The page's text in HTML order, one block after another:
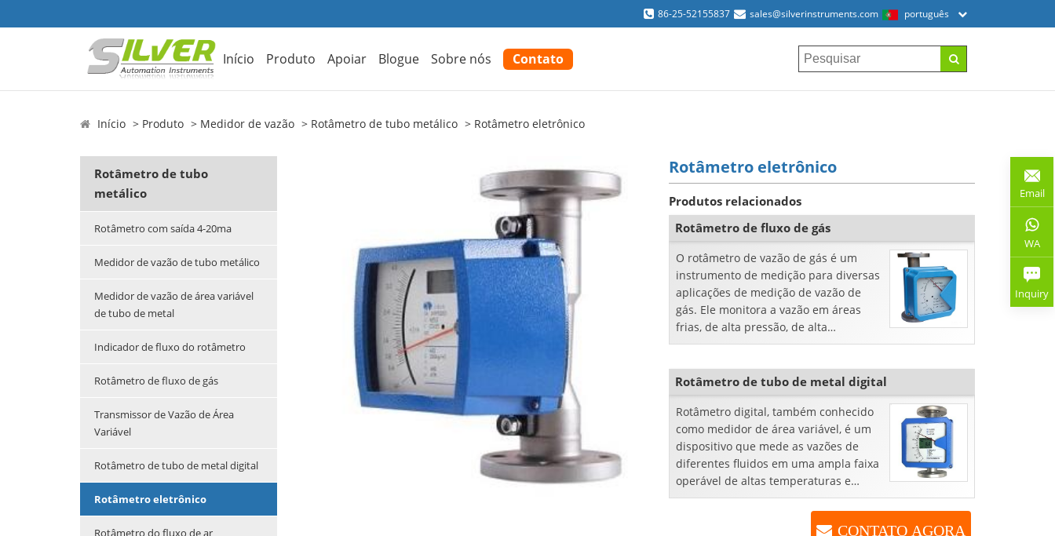
86-25-52155837 sales@silverinstruments.com português
Início Produto Apoiar Blogue Sobre nós Contato
Início Produto Medidor de vazão Rotâmetro de tubo metálico Rotâmetro eletrônico
Rotâmetro de tubo
metálico
Rotâmetro com saída 4-20ma
Medidor de vazão de tubo metálico
Medidor de vazão de área variável
de tubo de metal
Indicador de fluxo do rotâmetro
Rotâmetro de fluxo de gás
Transmissor de Vazão de Área
Variável
Rotâmetro de tubo de metal digital
Rotâmetro eletrônico
Rotâmetro eletrônico
Produtos relacionados
Rotâmetro de fluxo de gás
O rotâmetro de vazão de gás é um
instrumento de medição para diversas
aplicações de medição de vazão de
gás. Ele monitora a vazão em áreas
frias, de alta pressão, de alta
temperatura e outras situações
Rotâmetro de tubo de metal digital
Rotâmetro digital, também conhecido
como medidor de área variável, é um
dispositivo que mede as vazões de
diferentes fluidos em uma ampla faixa
operável de altas temperaturas e
pressão. Este medidor de vazão VA é ...
CONTATO AGORA
Email
WA
Inquiry